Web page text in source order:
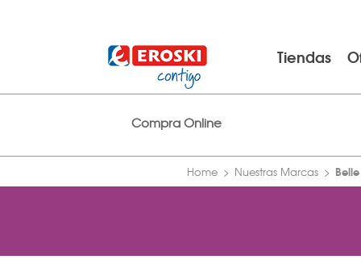
Tiendas
Compra Online
Home Nuestras Marcas Belle